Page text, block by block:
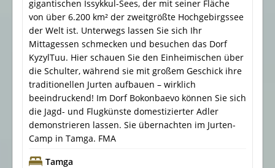
gigantischen Issykkul-Sees, der mit seiner Fläche
von über 6.200 km² der zweitgrößte Hochgebirgssee
der Welt ist. Unterwegs lassen Sie sich Ihr
Mittagessen schmecken und besuchen das Dorf
KyzylTuu. Hier schauen Sie den Einheimischen über
die Schulter, während sie mit großem Geschick ihre
traditionellen Jurten aufbauen – wirklich
beeindruckend! Im Dorf Bokonbaevo können Sie sich
die Jagd- und Flugkünste domestizierter Adler
demonstrieren lassen. Sie übernachten im Jurten-
Camp in Tamga. FMA
Tamga